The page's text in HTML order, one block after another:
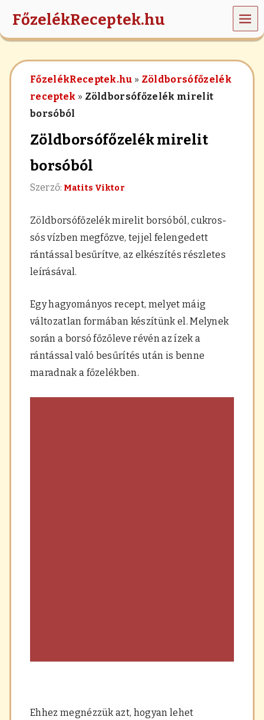
FőzelékReceptek.hu
l
MEN
Ü
FőzelékReceptek.hu » Zöldborsófőzelék
receptek » Zöldborsófőzelék mirelit
borsóból
Zöldborsófőzelék mirelit
borsóból
Szerző: Matits Viktor
Zöldborsófőzelék mirelit borsóból, cukros-
sós vízben megfőzve, tejjel felengedett
rántással besűrítve, az elkészítés részletes
leírásával.
Egy hagyományos recept, melyet máig
változatlan formában készítünk el. Melynek
során a borsó főzőleve révén az ízek a
rántással való besűrítés után is benne
maradnak a főzelékben.
Ehhez megnézzük azt, hogyan lehet